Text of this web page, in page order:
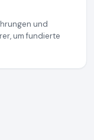
und
um fundierte